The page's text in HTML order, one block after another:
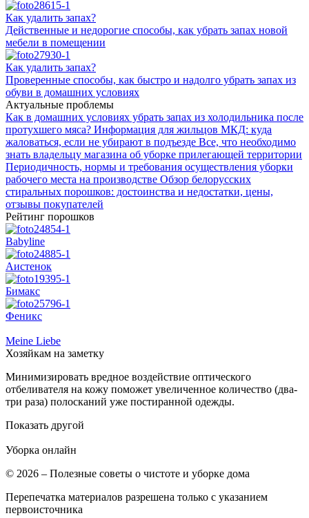
Как удалить запах?
Действенные и недорогие способы, как убрать запах новой
мебели в помещении
Как удалить запах?
Проверенные способы, как быстро и надолго убрать запах из
обуви в домашних условиях
Актуальные проблемы
Как в домашних условиях убрать запах из холодильника после
протухшего мяса? Информация для жильцов МКД: куда
жаловаться, если не убирают в подъезде Все, что необходимо
знать владельцу магазина об уборке прилегающей территории
Периодичность, нормы и требования осуществления уборки
рабочего места на производстве Обзор белорусских
стиральных порошков: достоинства и недостатки, цены,
отзывы покупателей
Рейтинг порошков
Babyline
Аистенок
Бимакс
Феникс
Meine Liebe
Хозяйкам на заметку
Минимизировать вредное воздействие оптического
отбеливателя на кожу поможет увеличенное количество (два-
три раза) полосканий уже постиранной одежды.
Показать другой
Уборка онлайн
© 2026 – Полезные советы о чистоте и уборке дома
Перепечатка материалов разрешена только с указанием
первоисточника